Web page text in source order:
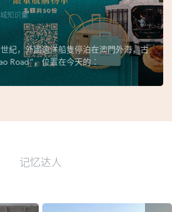
知识量
紀，外國遠洋船隻停泊在澳門外海，古
Road”，位置在今天的︰
记忆达人